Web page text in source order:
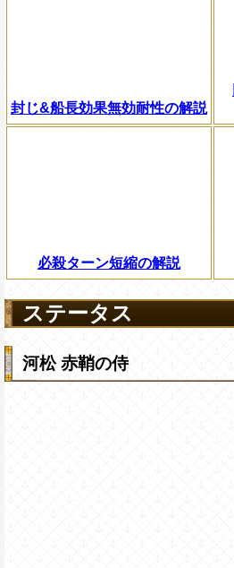
封じ&船長効果無効耐性の解説
必殺ターン短縮の解説
ステータス
河松 赤鞘の侍